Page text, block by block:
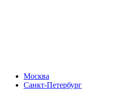
Москва
Санкт-Петербург